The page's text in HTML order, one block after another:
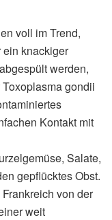
voll im Trend,
ein knackiger
werden,
gondii
Kontakt mit
Salate,
gepflücktes Obst.
von der
weit